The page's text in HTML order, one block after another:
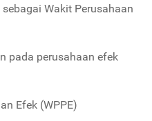
Wakit Perusahaan
pada perusahaan efek
Efek (WPPE)